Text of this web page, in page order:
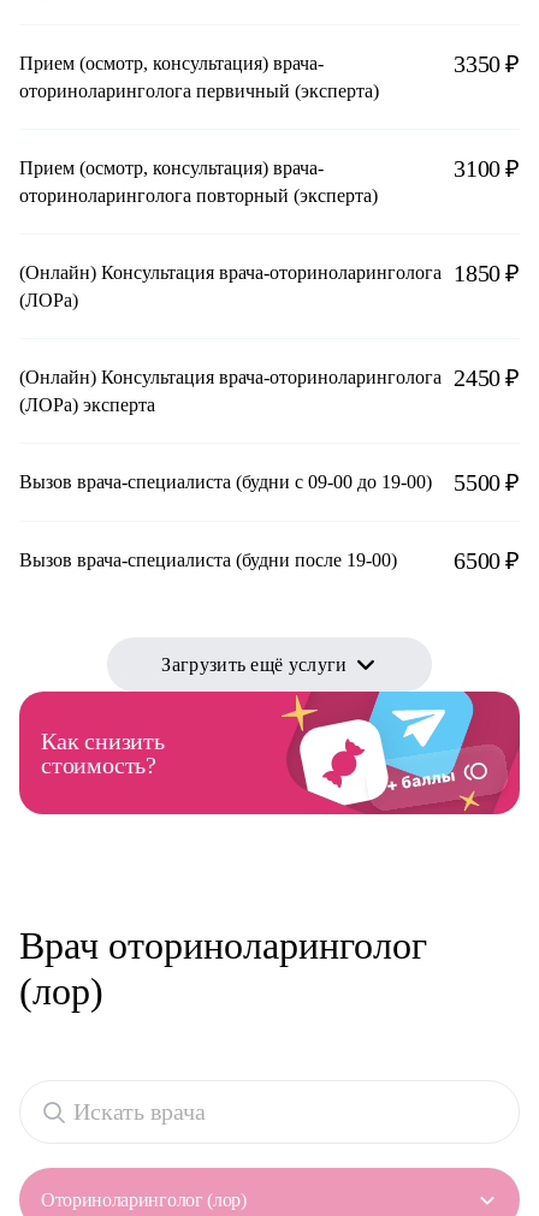
Прием (осмотр, консультация) врача-
оториноларинголога первичный (эксперта)
3350 ₽
Прием (осмотр, консультация) врача-
оториноларинголога повторный (эксперта)
3100 ₽
(Онлайн) Консультация врача-оториноларинголога
(ЛОРа)
1850 ₽
(Онлайн) Консультация врача-оториноларинголога
(ЛОРа) эксперта
2450 ₽
Вызов врача-специалиста (будни с 09-00 до 19-00) 5500 ₽
Вызов врача-специалиста (будни после 19-00) 6500 ₽
Загрузить ещё услуги
Как снизить
стоимость?
Врач оториноларинголог
(лор)
Оториноларинголог (лор)